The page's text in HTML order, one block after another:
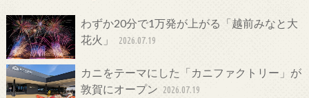
わずか20分で1万発が上がる「越前みなと大
花火」
2026.07.19
カニをテーマにした「カニファクトリー」が
敦賀にオープン 2026.07.19